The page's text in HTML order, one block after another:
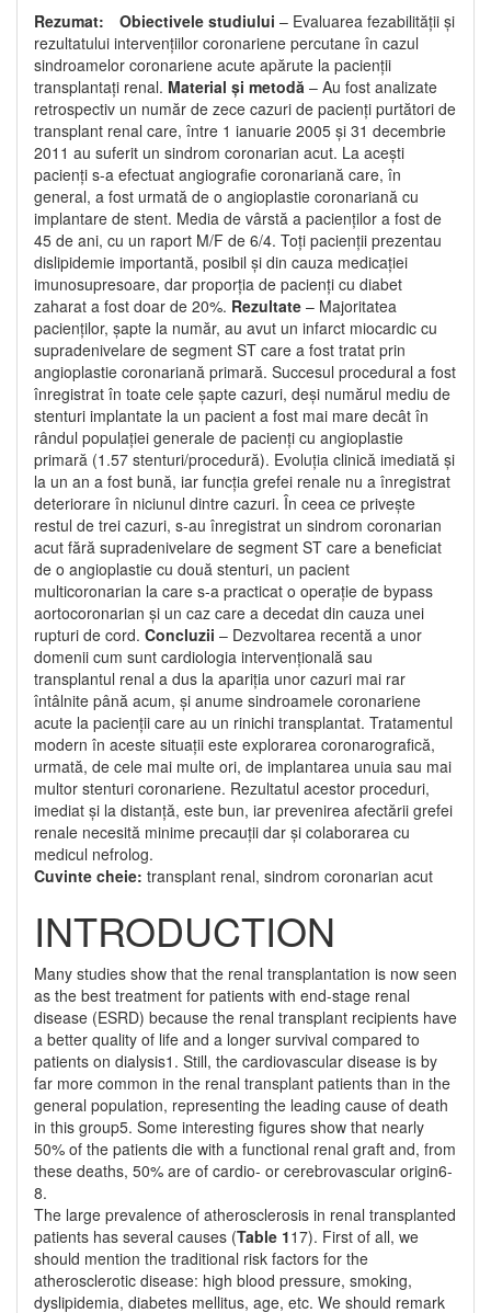
Rezumat: Obiectivele studiului – Evaluarea fezabilității și
rezultatului intervențiilor coronariene percutane în cazul
sindroamelor coronariene acute apărute la pacienții
transplantați renal. Material și metodă – Au fost analizate
retrospectiv un număr de zece cazuri de pacienți purtători de
transplant renal care, între 1 ianuarie 2005 și 31 decembrie
2011 au suferit un sindrom coronarian acut. La acești
pacienți s-a efectuat angiografie coronariană care, în
general, a fost urmată de o angioplastie coronariană cu
implantare de stent. Media de vârstă a pacienților a fost de
45 de ani, cu un raport M/F de 6/4. Toți pacienții prezentau
dislipidemie importantă, posibil și din cauza medicației
imunosupresoare, dar proporția de pacienți cu diabet
zaharat a fost doar de 20%. Rezultate – Majoritatea
pacienților, șapte la număr, au avut un infarct miocardic cu
supradenivelare de segment ST care a fost tratat prin
angioplastie coronariană primară. Succesul procedural a fost
înregistrat în toate cele șapte cazuri, deși numărul mediu de
stenturi implantate la un pacient a fost mai mare decât în
rândul populației generale de pacienți cu angioplastie
primară (1.57 stenturi/procedură). Evoluția clinică imediată și
la un an a fost bună, iar funcția grefei renale nu a înregistrat
deteriorare în niciunul dintre cazuri. În ceea ce privește
restul de trei cazuri, s-au înregistrat un sindrom coronarian
acut fără supradenivelare de segment ST care a beneficiat
de o angioplastie cu două stenturi, un pacient
multicoronarian la care s-a practicat o operație de bypass
aortocoronarian și un caz care a decedat din cauza unei
rupturi de cord. Concluzii – Dezvoltarea recentă a unor
domenii cum sunt cardiologia intervențională sau
transplantul renal a dus la apariția unor cazuri mai rar
întâlnite până acum, și anume sindroamele coronariene
acute la pacienții care au un rinichi transplantat. Tratamentul
modern în aceste situații este explorarea coronarografică,
urmată, de cele mai multe ori, de implantarea unuia sau mai
multor stenturi coronariene. Rezultatul acestor proceduri,
imediat și la distanță, este bun, iar prevenirea afectării grefei
renale necesită minime precauții dar și colaborarea cu
medicul nefrolog.
Cuvinte cheie: transplant renal, sindrom coronarian acut
INTRODUCTION
Many studies show that the renal transplantation is now seen
as the best treatment for patients with end-stage renal
disease (ESRD) because the renal transplant recipients have
a better quality of life and a longer survival compared to
patients on dialysis1. Still, the cardiovascular disease is by
far more common in the renal transplant patients than in the
general population, representing the leading cause of death
in this group5. Some interesting figures show that nearly
50% of the patients die with a functional renal graft and, from
these deaths, 50% are of cardio- or cerebrovascular origin6-
8.
The large prevalence of atherosclerosis in renal trans­planted
patients has several causes (Table 117). First of all, we
should mention the traditional risk factors for the
atherosclerotic disease: high blood pressure, smoking,
dyslipidemia, diabetes mellitus, age, etc. We should remark